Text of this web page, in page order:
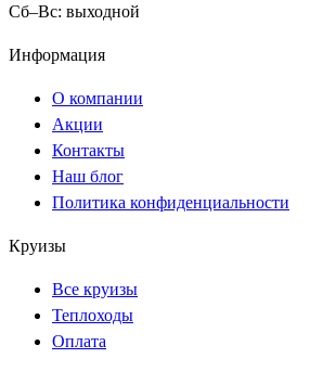
Сб–Вс: выходной
Информация
О компании
Акции
Контакты
Наш блог
Политика конфиденциальности
Круизы
Все круизы
Теплоходы
Оплата